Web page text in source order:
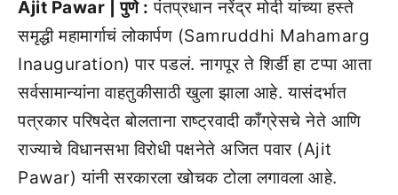
Ajit Pawar | पुणे : पंतप्रधान नरेंद्र मोदी यांच्या हस्ते
समृद्धी महामार्गाचं लोकार्पण (Samruddhi Mahamarg
Inauguration) पार पडलं. नागपूर ते शिर्डी हा टप्पा आता
सर्वसामान्यांना वाहतुकीसाठी खुला झाला आहे. यासंदर्भात
पत्रकार परिषदेत बोलताना राष्ट्रवादी काँग्रेसचे नेते आणि
राज्याचे विधानसभा विरोधी पक्षनेते अजित पवार (Ajit
Pawar) यांनी सरकारला खोचक टोला लगावला आहे.